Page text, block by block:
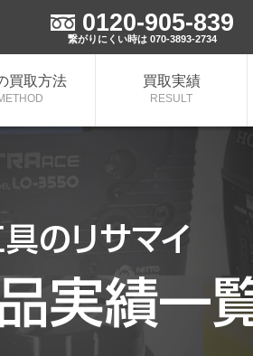
0120-905-839
繋がりにくい時は 070-3893-2734
買取方法 買取実績
RESULT